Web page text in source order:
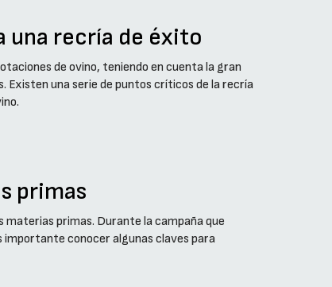
una recría de éxito
de ovino, teniendo en cuenta la gran
Existen una serie de puntos críticos de la recría
primas
primas. Durante la campaña que
importante conocer algunas claves para